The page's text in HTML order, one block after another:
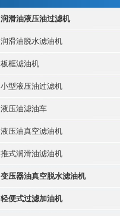
润滑油液压油过滤机
润滑油脱水滤油机
板框滤油机
小型液压油过滤机
液压油滤油车
液压油真空滤油机
推式润滑油滤油机
变压器油真空脱水滤油机
轻便式过滤加油机